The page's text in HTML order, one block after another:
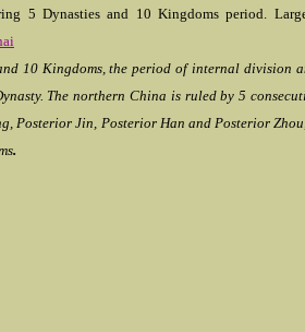
5 Dynasties and 10 Kingdoms period.
10 Kingdoms, the period of internal division
The northern China is ruled by 5
Posterior Jin, Posterior Han and Posterior
.